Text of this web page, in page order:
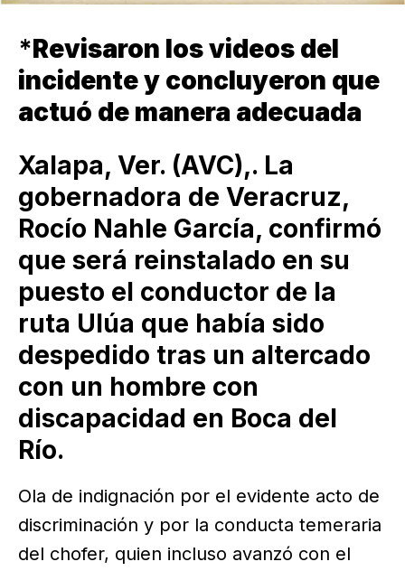
*Revisaron los videos del
incidente y concluyeron que
actuó de manera adecuada
Xalapa, Ver. (AVC),. La
gobernadora de Veracruz,
Rocío Nahle García, confirmó
que será reinstalado en su
puesto el conductor de la
ruta Ulúa que había sido
despedido tras un altercado
con un hombre con
discapacidad en Boca del
Río.
Ola de indignación por el evidente acto de
discriminación y por la conducta temeraria
del chofer, quien incluso avanzó con el